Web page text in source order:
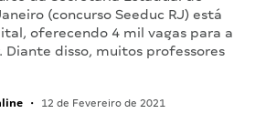
(concurso Seeduc RJ) está
oferecendo 4 mil vagas para a
Diante disso, muitos professores
• 12 de Fevereiro de 2021